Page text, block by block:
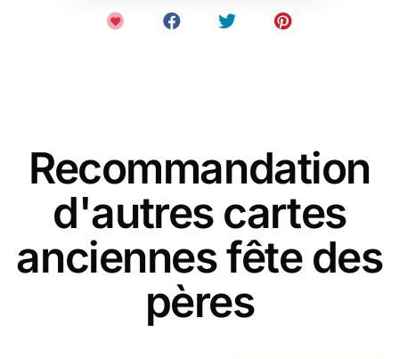
Recommandation
d'autres cartes
anciennes fête des
pères